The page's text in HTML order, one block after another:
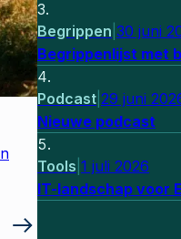
Begrippen 30 juni
Begrippenlijst met
Podcast 29 juni
Nieuwe podcast
Tools 1 juli 2026
IT-landschap voor